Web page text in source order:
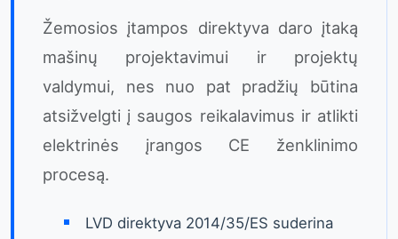
Žemosios įtampos direktyva daro įtaką
mašinų projektavimui ir projektų
valdymui, nes nuo pat pradžių būtina
atsižvelgti į saugos reikalavimus ir atlikti
elektrinės įrangos CE ženklinimo
procesą.
LVD direktyva 2014/35/ES suderina